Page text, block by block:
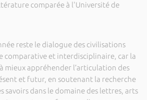
comparée à l'Université de
reste le dialogue des civilisations
comparative et interdisciplinaire, car la
mieux appréhender l’articulation des
et futur, en soutenant la recherche
savoirs dans le domaine des lettres, arts